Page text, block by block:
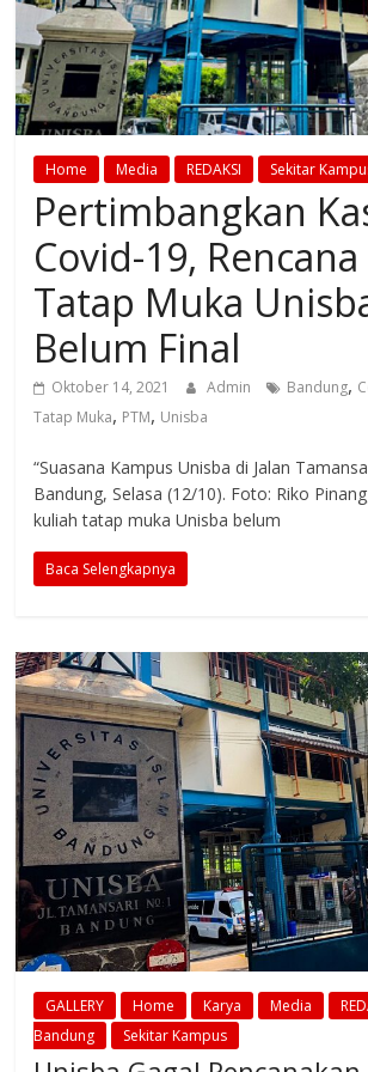
Home Media REDAKSI Sekitar
Pertimbangkan
Covid-19,
Tatap Muka
Belum Final
Oktober 14, 2021 Admin Bandung,
Tatap Muka, PTM, Unisba
“Suasana Kampus Unisba di Jalan
Bandung, Selasa (12/10). Foto: Riko
kuliah tatap muka Unisba belum
Baca Selengkapnya
GALLERY Home Karya Media
Bandung
Sekitar Kampus